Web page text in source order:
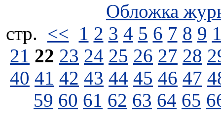
Обложка
стp. << 1 2 3 4 5 6 7 8 9
21 22 23 24 25 26 27 28
40 41 42 43 44 45 46 47
59 60 61 62 63 64 65